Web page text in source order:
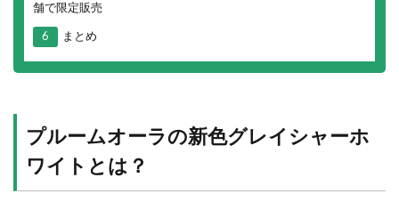
舗で限定販売
6 まとめ
プルームオーラの新色グレイシャーホ
ワイトとは？